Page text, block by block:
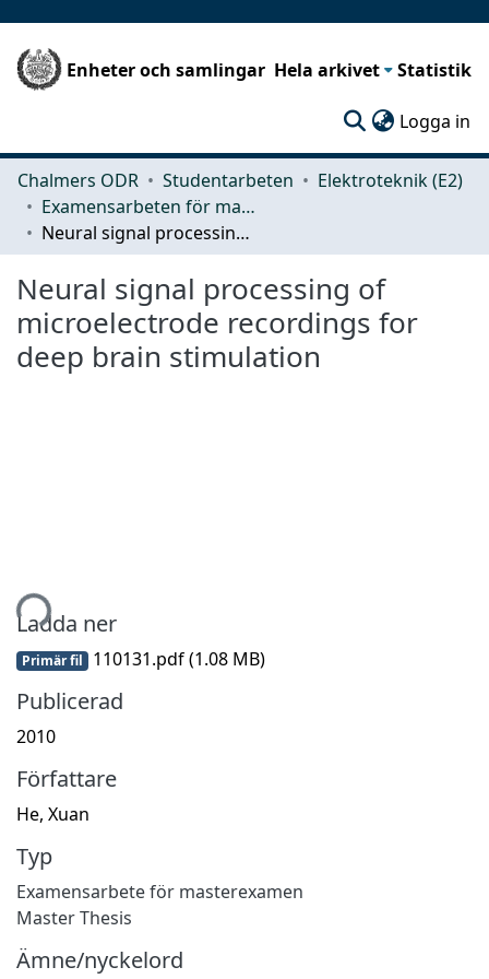
Enheter och samlingar Hela arkivet Statistik
Logga in
Chalmers ODR Studentarbeten
Elektroteknik (E2)
Examensarbeten för masterexamen
Neural signal processing of microelectrode recordings for deep brain stimulation
Neural signal processing of
microelectrode recordings for
deep brain stimulation
Ladda ner
Primär fil 110131.pdf(1.08 MB)
Publicerad
2010
Författare
He, Xuan
Typ
Examensarbete för masterexamen
Master Thesis
Ämne/nyckelord